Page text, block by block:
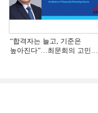
“합격자는 늘고, 기준은
높아진다”…최문희의 고민